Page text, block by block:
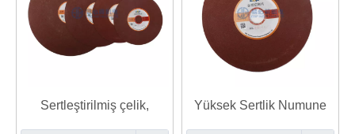
Sertleştirilmiş çelik,
karbonlanmış çelik, sert
Yüksek Sertlik Numune
Reçine Kesme Diski